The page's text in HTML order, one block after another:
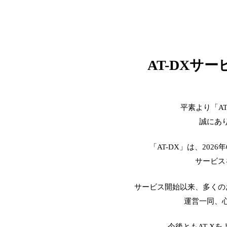
AT-DXサー
平素より「
誠にあ
「AT-DX」は、2026
サービ
サービス開始以来、多く
運営一同、